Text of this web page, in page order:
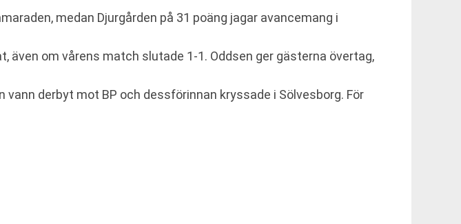
medan Djurgården på 31 poäng jagar avancemang i
även om vårens match slutade 1-1. Oddsen ger gästerna övertag,
derbyt mot BP och dessförinnan kryssade i Sölvesborg. För